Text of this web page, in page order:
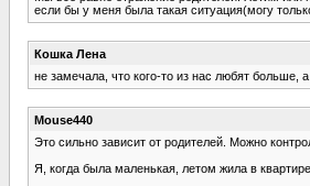
если бы у меня была такая ситуация(могу
Кошка Лена
не замечала, что кого-то из нас любят больше,
Mouse440
Это сильно зависит от родителей. Можно
Я, когда была маленькая, летом жила в